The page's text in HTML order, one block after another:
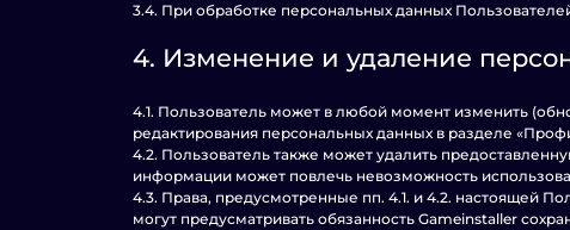
3.4. При обработке персональных данных
4. Изменение и удаление
4.1. Пользователь может в любой момент изменить
редактирования персональных данных в разделе
4.2. Пользователь также может удалить
информации может повлечь невозможность
4.3. Права, предусмотренные пп. 4.1. и 4.2. настоящей
могут предусматривать обязанность Gameinstaller